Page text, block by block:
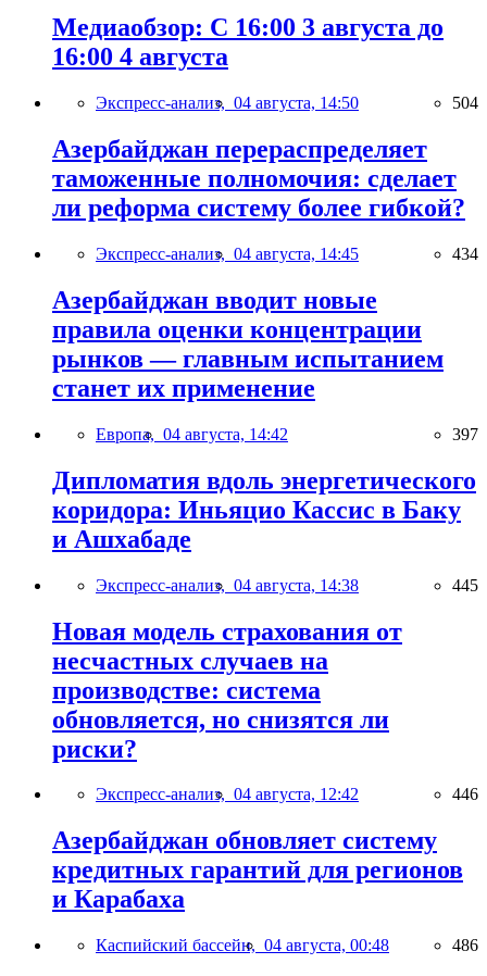
Медиаобзор: С 16:00 3 августа до
16:00 4 августа
Экспресс-анализ, 04 августа, 14:50 504
Азербайджан перераспределяет
таможенные полномочия: сделает
ли реформа систему более гибкой?
Экспресс-анализ, 04 августа, 14:45 434
Азербайджан вводит новые
правила оценки концентрации
рынков — главным испытанием
станет их применение
Европа, 04 августа, 14:42 397
Дипломатия вдоль энергетического
коридора: Иньяцио Кассис в Баку
и Ашхабаде
Экспресс-анализ, 04 августа, 14:38 445
Новая модель страхования от
несчастных случаев на
производстве: система
обновляется, но снизятся ли
риски?
Экспресс-анализ, 04 августа, 12:42 446
Азербайджан обновляет систему
кредитных гарантий для регионов
и Карабаха
Каспийский бассейн, 04 августа, 00:48 486